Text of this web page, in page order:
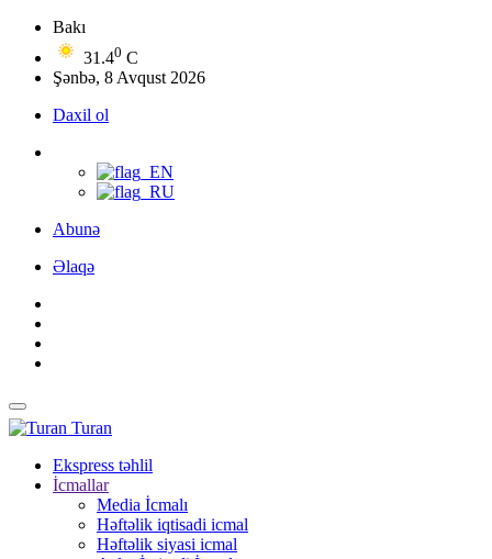
Bakı
31.40 C
Şənbə, 8 Avqust 2026
Daxil ol
Abunə
Əlaqə
Turan
Ekspress təhlil
İcmallar
Media İcmalı
Həftəlik iqtisadi icmal
Həftəlik siyasi icmal